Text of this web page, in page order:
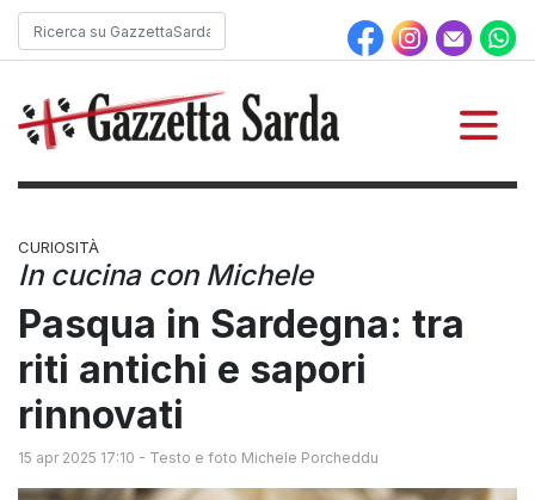
CURIOSITÀ
In cucina con Michele
Pasqua in Sardegna: tra
riti antichi e sapori
rinnovati
15 apr 2025 17:10 - Testo e foto Michele Porcheddu